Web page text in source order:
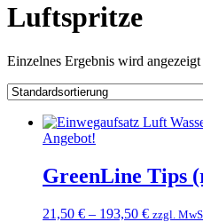
Luftspritze
Einzelnes Ergebnis wird angezeigt
Angebot!
GreenLine Tips
21,50 € – 193,50 € zzgl.